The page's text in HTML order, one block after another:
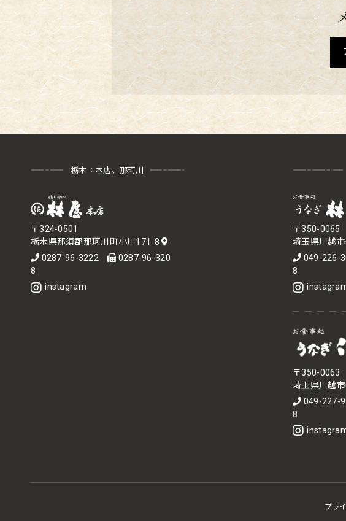
栃木：本店、那珂川
〒324-0501
栃木県那須郡那珂川町小川171-8
0287-96-3222
0287-96-320
8
instagram
〒350-0065
埼玉県川越
049-226-
8
〒350-0063
埼玉県川越
049-227-
8
プラ